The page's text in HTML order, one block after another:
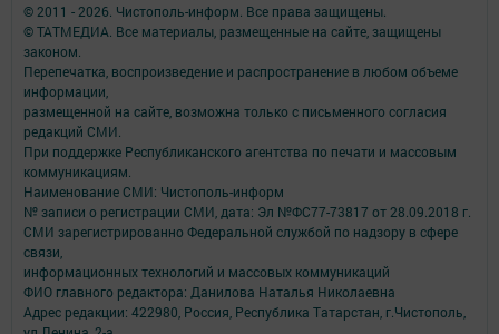
© 2011 - 2026. Чистополь-информ. Все права защищены.
© ТАТМЕДИА. Все материалы, размещенные на сайте, защищены
законом.
Перепечатка, воспроизведение и распространение в любом объеме
информации,
размещенной на сайте, возможна только с письменного согласия
редакций СМИ.
При поддержке Республиканского агентства по печати и массовым
коммуникациям.
Наименование СМИ: Чистополь-информ
№ записи о регистрации СМИ, дата: Эл №ФС77-73817 от 28.09.2018 г.
СМИ зарегистрированно Федеральной службой по надзору в сфере
связи,
информационных технологий и массовых коммуникаций
ФИО главного редактора: Данилова Наталья Николаевна
Адрес редакции: 422980, Россия, Республика Татарстан, г.Чистополь,